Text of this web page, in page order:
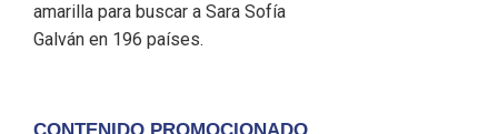
amarilla para buscar a Sara Sofía
Galván en 196 países.